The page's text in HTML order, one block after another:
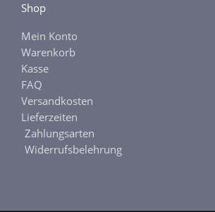
Shop
Mein Konto
Warenkorb
Kasse
FAQ
Versandkosten
Lieferzeiten
Zahlungsarten
Widerrufsbelehrung